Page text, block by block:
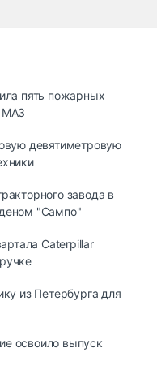
пять пожарных
МАЗ
девятиметровую
завода в
"Сампо"
Caterpillar
из Петербурга для
освоило выпуск